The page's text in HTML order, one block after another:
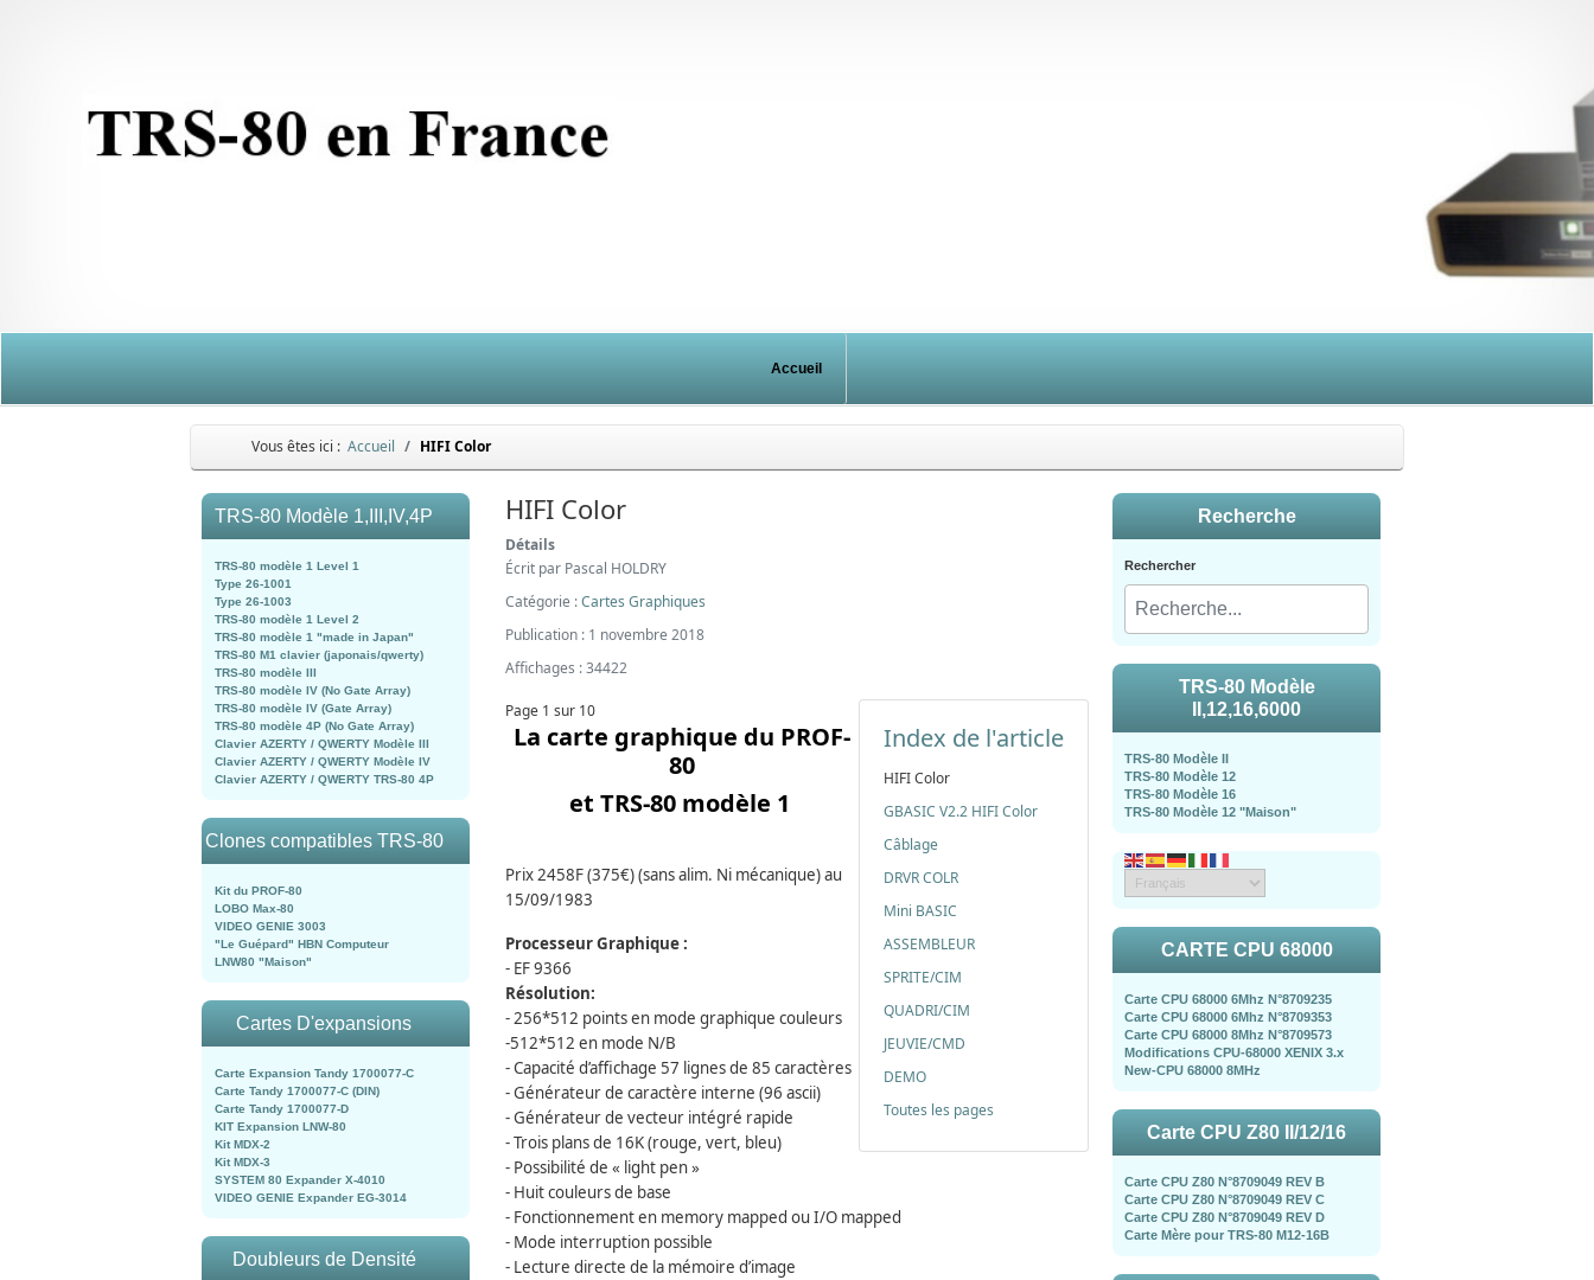
Accueil
Vous êtes ici : Accueil HIFI Color
TRS-80 Modèle 1,III,IV,4P
TRS-80 modèle 1 Level 1
Type 26-1001
Type 26-1003
TRS-80 modèle 1 Level 2
TRS-80 modèle 1 "made in Japan"
TRS-80 M1 clavier (japonais/qwerty)
TRS-80 modèle III
TRS-80 modèle IV (No Gate Array)
TRS-80 modèle IV (Gate Array)
TRS-80 modèle 4P (No Gate Array)
Clavier AZERTY / QWERTY Modèle III
Clavier AZERTY / QWERTY Modèle IV
Clavier AZERTY / QWERTY TRS-80 4P
Clones compatibles TRS-80
Kit du PROF-80
LOBO Max-80
VIDEO GENIE 3003
"Le Guépard" HBN Computeur
LNW80 "Maison"
Cartes D'expansions
Carte Expansion Tandy 1700077-C
Carte Tandy 1700077-C (DIN)
Carte Tandy 1700077-D
KIT Expansion LNW-80
Kit MDX-2
Kit MDX-3
SYSTEM 80 Expander X-4010
VIDEO GENIE Expander EG-3014
Doubleurs de Densité
HIFI Color
Détails
Écrit par Pascal HOLDRY
Catégorie :Cartes Graphiques
Publication : 1 novembre 2018
Affichages : 34422
Index de l'article
HIFI Color
GBASIC V2.2 HIFI Color
Câblage
DRVR COLR
Mini BASIC
ASSEMBLEUR
SPRITE/CIM
QUADRI/CIM
JEUVIE/CMD
DEMO
Toutes les pages
Page 1 sur 10
La carte graphique du PROF-
80
et TRS-80 modèle 1
Prix 2458F (375€) (sans alim. Ni mécanique) au
15/09/1983
Processeur Graphique :
- EF 9366
Résolution:
- 256*512 points en mode graphique couleurs
-512*512 en mode N/B
- Capacité d’affichage 57 lignes de 85 caractères
- Générateur de caractère interne (96 ascii)
- Générateur de vecteur intégré rapide
- Trois plans de 16K (rouge, vert, bleu)
- Possibilité de « light pen »
- Huit couleurs de base
- Fonctionnement en memory mapped ou I/O mapped
- Mode interruption possible
- Lecture directe de la mémoire d’image
Recherche
Rechercher
TRS-80 Modèle
II,12,16,6000
TRS-80 Modèle II
TRS-80 Modèle 12
TRS-80 Modèle 16
TRS-80 Modèle 12 "Maison"
CARTE CPU 68000
Carte CPU 68000 6Mhz N°8709235
Carte CPU 68000 6Mhz N°8709353
Carte CPU 68000 8Mhz N°8709573
Modifications CPU-68000 XENIX 3.x
New-CPU 68000 8MHz
Carte CPU Z80 II/12/16
Carte CPU Z80 N°8709049 REV B
Carte CPU Z80 N°8709049 REV C
Carte CPU Z80 N°8709049 REV D
Carte Mère pour TRS-80 M12-16B